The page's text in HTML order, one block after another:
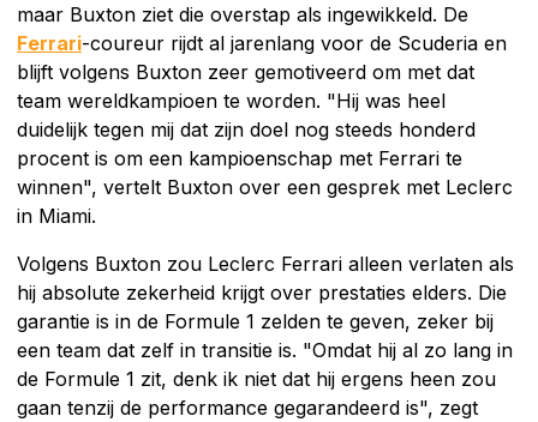
maar Buxton ziet die overstap als ingewikkeld. De
Ferrari-coureur rijdt al jarenlang voor de Scuderia en
blijft volgens Buxton zeer gemotiveerd om met dat
team wereldkampioen te worden. "Hij was heel
duidelijk tegen mij dat zijn doel nog steeds honderd
procent is om een kampioenschap met Ferrari te
winnen", vertelt Buxton over een gesprek met Leclerc
in Miami.
Volgens Buxton zou Leclerc Ferrari alleen verlaten als
hij absolute zekerheid krijgt over prestaties elders. Die
garantie is in de Formule 1 zelden te geven, zeker bij
een team dat zelf in transitie is. "Omdat hij al zo lang in
de Formule 1 zit, denk ik niet dat hij ergens heen zou
gaan tenzij de performance gegarandeerd is", zegt